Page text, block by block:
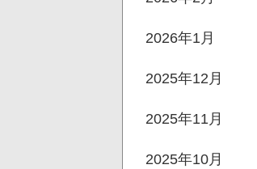
2026年1月
2025年12月
2025年11月
2025年10月